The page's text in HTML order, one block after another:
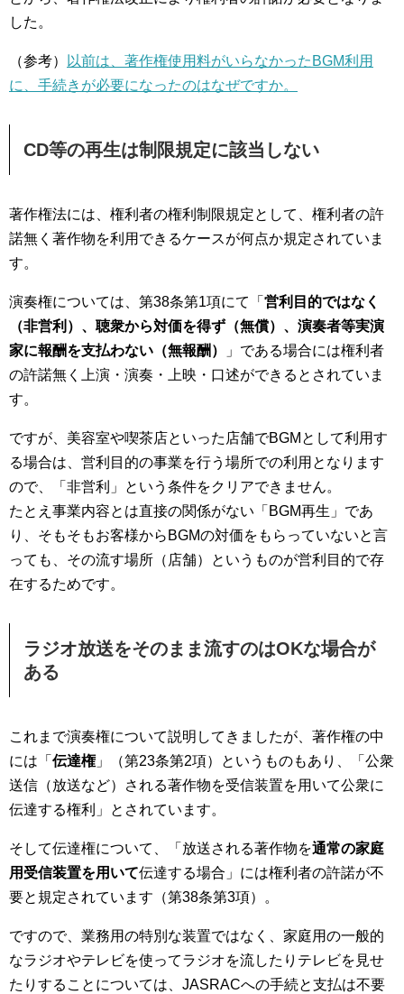
した。
（参考）
以前は、著作権使用料がいらなかったBGM利用
に、手続きが必要になったのはなぜですか。
CD等の再生は制限規定に該当しない
著作権法には、権利者の権利制限規定として、権利者の許
諾無く著作物を利用できるケースが何点か規定されていま
す。
演奏権については、第38条第1項にて「 営利目的ではなく
（非営利）、聴衆から対価を得ず（無償）、演奏者等実演
家に報酬を支払わない（無報酬）
」である場合には権利者
の許諾無く上演・演奏・上映・口述ができるとされていま
す。
ですが、美容室や喫茶店といった店舗でBGMとして利用す
る場合は、営利目的の事業を行う場所での利用となります
ので、「非営利」という条件をクリアできません。
たとえ事業内容とは直接の関係がない「BGM再生」であ
り、そもそもお客様からBGMの対価をもらっていないと言
っても、その流す場所（店舗）というものが営利目的で存
在するためです。
ラジオ放送をそのまま流すのはOKな場合が
ある
これまで演奏権について説明してきましたが、著作権の中
には「 伝達権」（第23条第2項）というものもあり、「公衆
送信（放送など）される著作物を受信装置を用いて公衆に
伝達する権利」とされています。
そして伝達権について、「放送される著作物を通常の家庭
用受信装置を用いて伝達する場合」には権利者の許諾が不
要と規定されています（第38条第3項）。
ですので、業務用の特別な装置ではなく、家庭用の一般的
なラジオやテレビを使ってラジオを流したりテレビを見せ
たりすることについては、JASRACへの手続と支払は不要